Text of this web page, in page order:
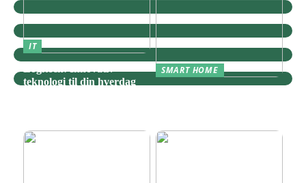
IT
teknologi til din hverdag
SMART HOME